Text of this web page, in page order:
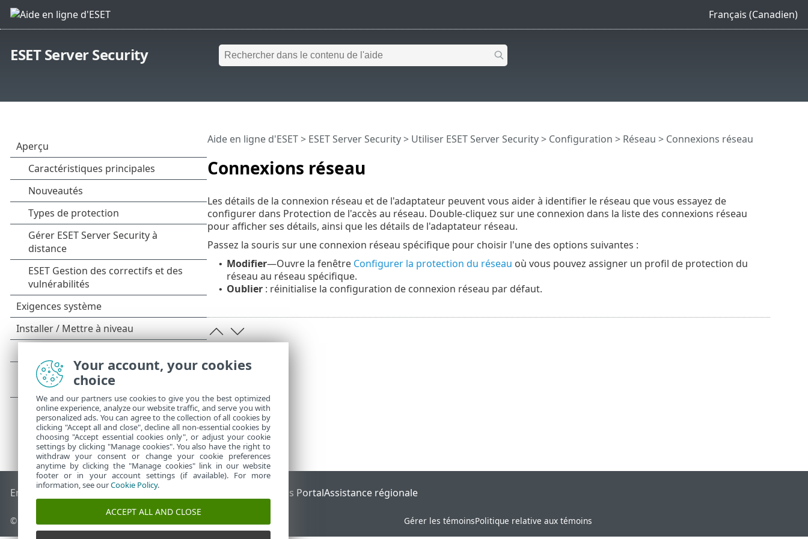
Français (Canadien)
ESET Server Security
Connexions réseau
Aide en ligne d'ESET> ESET Server Security> Utiliser ESET Server Security> Configuration > Réseau > Connexions réseau
Les détails de la connexion réseau et de l'adaptateur peuvent vous aider à identifier le réseau que vous essayez de
configurer dans Protection de l'accès au réseau. Double-cliquez sur une connexion dans la liste des connexions réseau
pour afficher ses détails, ainsi que les détails de l'adaptateur réseau.
Passez la souris sur une connexion réseau spécifique pour choisir l'une des options suivantes :
• Modifier—Ouvre la fenêtre Configurer la protection du réseau où vous pouvez assigner un profil de protection du
réseau au réseau spécifique.
• Oublier: réinitialise la configuration de connexion réseau par défaut.
End of Life Base de connaissances ESET ESET Status PortalAssistance régionale
© 1992 - 2025 ESET, spol. s r.o. - Tous droits réservés. Gérer les témoinsPolitique relative aux témoins
Your account, your cookies
choice
We and our partners use cookies to give you the best optimized
online experience, analyze our website traffic, and serve you with
personalized ads. You can agree to the collection of all cookies by
clicking "Accept all and close", decline all non-essential cookies by
choosing "Accept essential cookies only", or adjust your cookie
settings by clicking "Manage cookies". You also have the right to
withdraw your consent or change your cookie preferences
anytime by clicking the "Manage cookies" link in our website
footer or in your account settings (if available). For more
information, see ourCookie Policy.
ACCEPT ALL AND CLOSE